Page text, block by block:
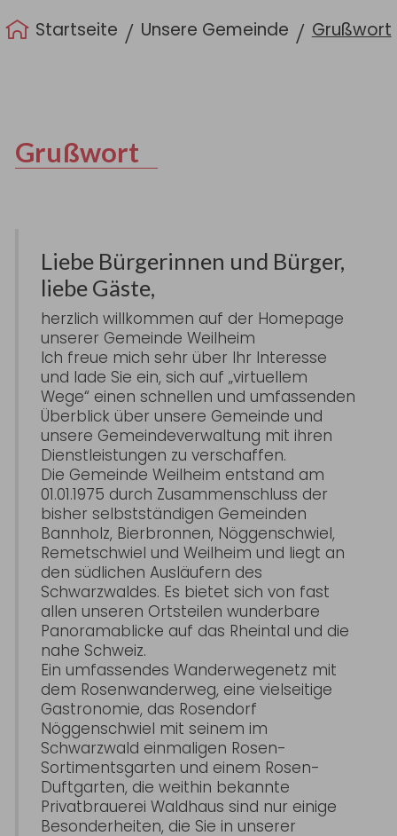
Startseite Unsere Gemeinde Grußwort
Grußwort
Liebe Bürgerinnen und Bürger,
liebe Gäste,
herzlich willkommen auf der Homepage
unserer Gemeinde Weilheim
Ich freue mich sehr über Ihr Interesse
und lade Sie ein, sich auf „virtuellem
Wege“ einen schnellen und umfassenden
Überblick über unsere Gemeinde und
unsere Gemeindeverwaltung mit ihren
Dienstleistungen zu verschaffen.
Die Gemeinde Weilheim entstand am
01.01.1975 durch Zusammenschluss der
bisher selbstständigen Gemeinden
Bannholz, Bierbronnen, Nöggenschwiel,
Remetschwiel und Weilheim und liegt an
den südlichen Ausläufern des
Schwarzwaldes. Es bietet sich von fast
allen unseren Ortsteilen wunderbare
Panoramablicke auf das Rheintal und die
nahe Schweiz.
Ein umfassendes Wanderwegenetz mit
dem Rosenwanderweg, eine vielseitige
Gastronomie, das Rosendorf
Nöggenschwiel mit seinem im
Schwarzwald einmaligen Rosen-
Sortimentsgarten und einem Rosen-
Duftgarten, die weithin bekannte
Privatbrauerei Waldhaus sind nur einige
Besonderheiten, die Sie in unserer